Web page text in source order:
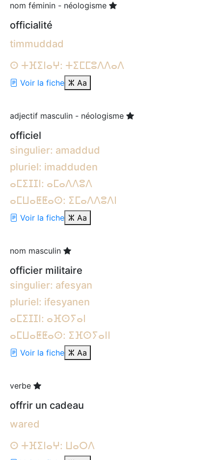
nom féminin - néologisme
officialité
timmuddad
ⵙ ⵜⴼⵉⵏⴰⵖ: ⵜⵉⵎⵎⵓⴷⴷⴰⴷ
Voir la fiche ⵣ Aa
adjectif masculin - néologisme
officiel
singulier: amaddud
pluriel: imadduden
ⴰⵎⵉⵊⵊⵏ: ⴰⵎⴰⴷⴷⵓⴷ
ⴰⵎⵡⴰⵟⵟⴰⵙ: ⵉⵎⴰⴷⴷⵓⴷⵏ
Voir la fiche ⵣ Aa
nom masculin
officier militaire
singulier: afesyan
pluriel: ifesyanen
ⴰⵎⵉⵊⵊⵏ: ⴰⴼⵙⵢⴰⵏ
ⴰⵎⵡⴰⵟⵟⴰⵙ: ⵉⴼⵙⵢⴰⵏⵏ
Voir la fiche ⵣ Aa
verbe
offrir un cadeau
wared
ⵙ ⵜⴼⵉⵏⴰⵖ: ⵡⴰⵔⴷ